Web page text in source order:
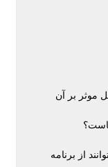
از برنامه